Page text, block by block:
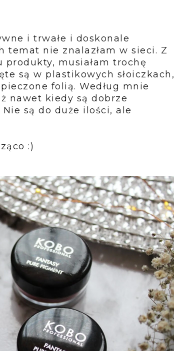
i trwałe i doskonale
temat nie znalazłam w sieci. Z
musiałam trochę
są w plastikowych słoiczkach,
folią. Według mnie
nawet kiedy są dobrze
są do duże ilości, ale
:)